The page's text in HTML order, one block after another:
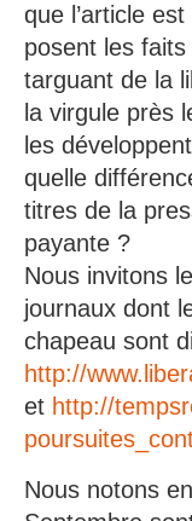
que l’article
posent les
targuant de la
la virgule près
les
quelle
titres de la
payante ?
Nous invitons
journaux dont
chapeau sont
http://
et http://
Nous notons